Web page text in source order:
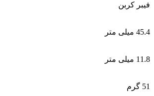
فیبر کربن
45.4 میلی متر
11.8 میلی متر
51 گرم